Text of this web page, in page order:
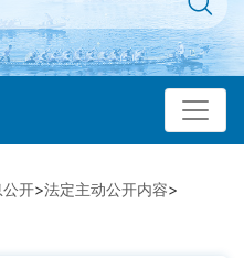
开>法定主动公开内容>